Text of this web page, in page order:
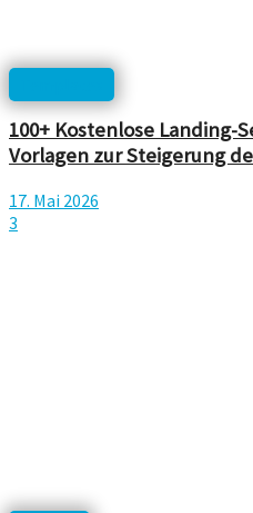
100+ Kostenlose Landing-
Vorlagen zur Steigerung
17. Mai 2026
3